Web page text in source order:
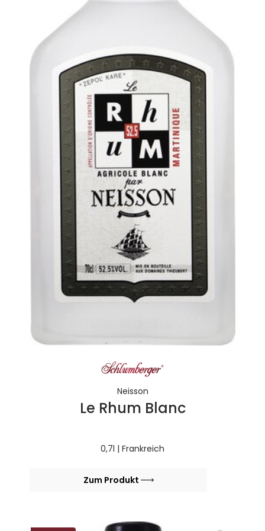
Neisson
Le Rhum Blanc
0,7l | Frankreich
Zum Produkt